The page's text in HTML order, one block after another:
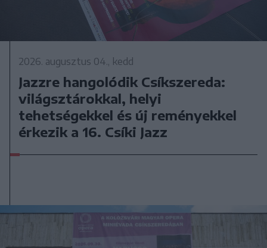
2026. augusztus 04., kedd
Jazzre hangolódik Csíkszereda:
világsztárokkal, helyi
tehetségekkel és új reményekkel
érkezik a 16. Csíki Jazz